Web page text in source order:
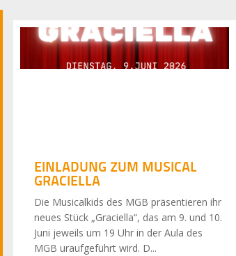
EINLADUNG ZUM MUSICAL
GRACIELLA
Die Musicalkids des MGB präsentieren ihr
neues Stück „Graciella“, das am 9. und 10.
Juni jeweils um 19 Uhr in der Aula des
MGB uraufgeführt wird. D...